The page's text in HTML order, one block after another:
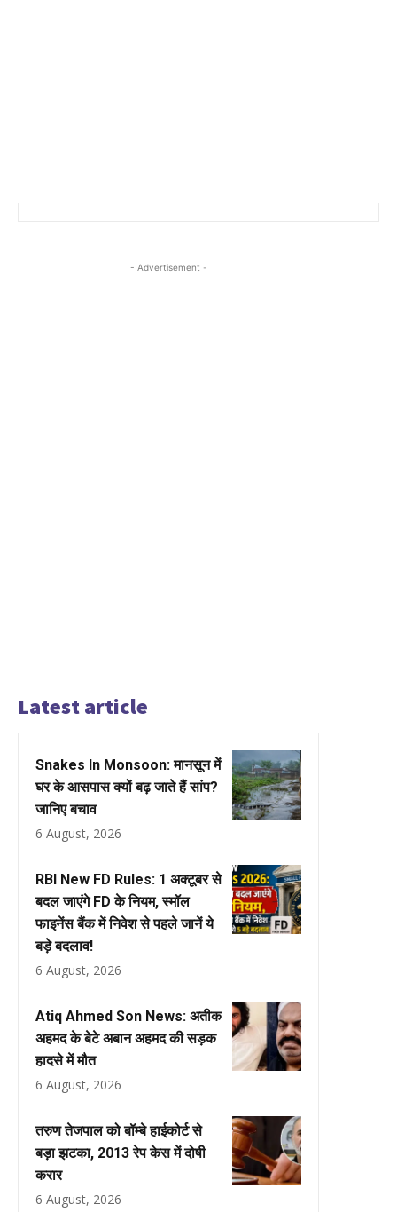
- Advertisement -
Latest article
Snakes In Monsoon: मानसून में
घर के आसपास क्यों बढ़ जाते हैं सांप?
जानिए बचाव
6 August, 2026
RBI New FD Rules: 1 अक्टूबर से
बदल जाएंगे FD के नियम, स्मॉल
फाइनेंस बैंक में निवेश से पहले जानें ये
बड़े बदलाव!
6 August, 2026
Atiq Ahmed Son News: अतीक
अहमद के बेटे अबान अहमद की सड़क
हादसे में मौत
6 August, 2026
तरुण तेजपाल को बॉम्बे हाईकोर्ट से
बड़ा झटका, 2013 रेप केस में दोषी
करार
6 August, 2026